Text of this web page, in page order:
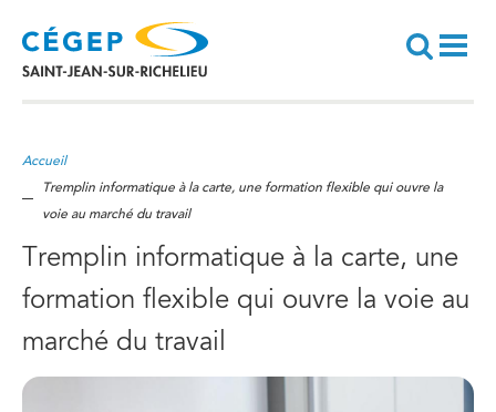
contenu
principal
Recherche
Accueil
Tremplin informatique à la carte, une formation flexible qui ouvre la
voie au marché du travail
Tremplin informatique à la carte, une
formation flexible qui ouvre la voie au
marché du travail